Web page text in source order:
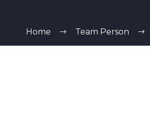
Home Team Person